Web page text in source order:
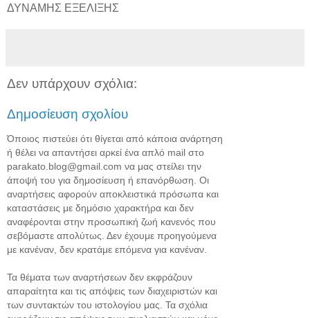
ΔΥΝΑΜΗΣ ΕΞΕΛΙΞΗΣ
Δεν υπάρχουν σχόλια:
Δημοσίευση σχολίου
Όποιος πιστεύει ότι θίγεται από κάποια ανάρτηση
ή θέλει να απαντήσει αρκεί ένα απλό mail στο
parakato.blog@gmail.com να μας στείλει την
άποψή του για δημοσίευση ή επανόρθωση. Οι
αναρτήσεις αφορούν αποκλειστικά πρόσωπα και
καταστάσεις με δημόσιο χαρακτήρα και δεν
αναφέρονται στην προσωπική ζωή κανενός που
σεβόμαστε απολύτως. Δεν έχουμε προηγούμενα
με κανέναν, δεν κρατάμε επόμενα για κανέναν.
Τα θέματα των αναρτήσεων δεν εκφράζουν
απαραίτητα και τις απόψεις των διαχειριστών και
των συντακτών του ιστολογίου μας. Τα σχόλια